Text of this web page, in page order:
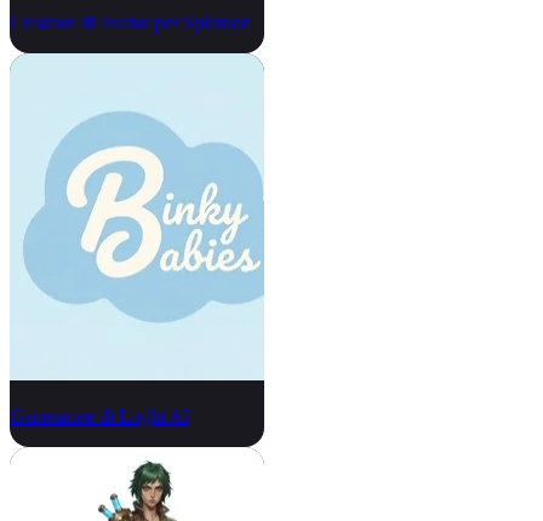
Creatore di Avatar per Splatoon
Generatore di Loghi AI